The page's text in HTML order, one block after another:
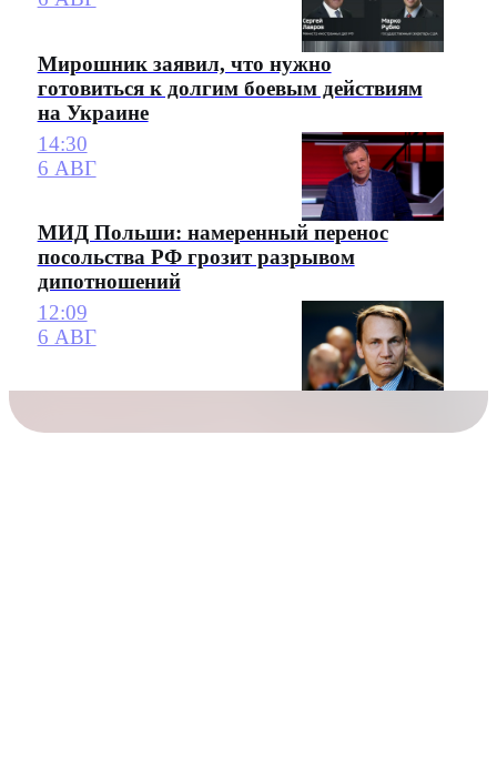
Мирошник заявил, что нужно
готовиться к долгим боевым действиям
на Украине
14:30
6 АВГ
МИД Польши: намеренный перенос
посольства РФ грозит разрывом
дипотношений
12:09
6 АВГ